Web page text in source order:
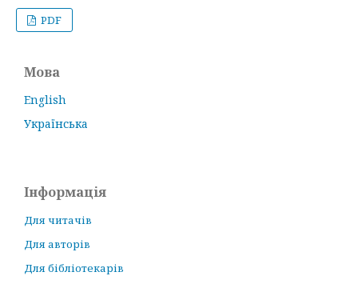
PDF
Мова
English
Українська
Інформація
Для читачів
Для авторів
Для бібліотекарів